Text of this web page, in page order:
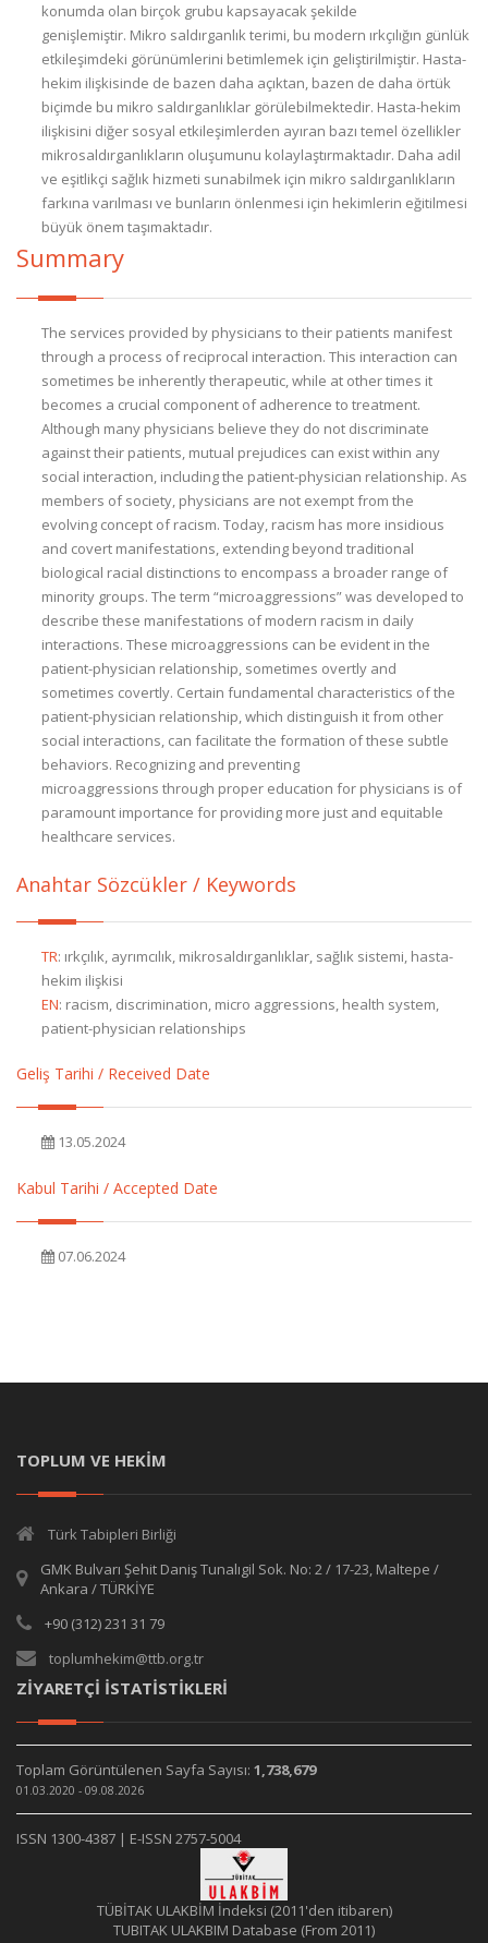
konumda olan birçok grubu kapsayacak şekilde
genişlemiştir. Mikro saldırganlık terimi, bu modern ırkçılığın günlük
etkileşimdeki görünümlerini betimlemek için geliştirilmiştir. Hasta-
hekim ilişkisinde de bazen daha açıktan, bazen de daha örtük
biçimde bu mikro saldırganlıklar görülebilmektedir. Hasta-hekim
ilişkisini diğer sosyal etkileşimlerden ayıran bazı temel özellikler
mikrosaldırganlıkların oluşumunu kolaylaştırmaktadır. Daha adil
ve eşitlikçi sağlık hizmeti sunabilmek için mikro saldırganlıkların
farkına varılması ve bunların önlenmesi için hekimlerin eğitilmesi
büyük önem taşımaktadır.
Summary
The services provided by physicians to their patients manifest
through a process of reciprocal interaction. This interaction can
sometimes be inherently therapeutic, while at other times it
becomes a crucial component of adherence to treatment.
Although many physicians believe they do not discriminate
against their patients, mutual prejudices can exist within any
social interaction, including the patient-physician relationship. As
members of society, physicians are not exempt from the
evolving concept of racism. Today, racism has more insidious
and covert manifestations, extending beyond traditional
biological racial distinctions to encompass a broader range of
minority groups. The term “microaggressions” was developed to
describe these manifestations of modern racism in daily
interactions. These microaggressions can be evident in the
patient-physician relationship, sometimes overtly and
sometimes covertly. Certain fundamental characteristics of the
patient-physician relationship, which distinguish it from other
social interactions, can facilitate the formation of these subtle
behaviors. Recognizing and preventing
microaggressions through proper education for physicians is of
paramount importance for providing more just and equitable
healthcare services.
Anahtar Sözcükler / Keywords
TR: ırkçılık, ayrımcılık, mikrosaldırganlıklar, sağlık sistemi, hasta-
hekim ilişkisi
EN: racism, discrimination, micro aggressions, health system,
patient-physician relationships
Geliş Tarihi / Received Date
13.05.2024
Kabul Tarihi / Accepted Date
07.06.2024
TOPLUM VE HEKİM
Türk Tabipleri Birliği
GMK Bulvarı Şehit Daniş Tunalıgil Sok. No: 2 / 17-23, Maltepe /
Ankara / TÜRKİYE
+90 (312) 231 31 79
toplumhekim@ttb.org.tr
ZİYARETÇİ İSTATİSTİKLERİ
Toplam Görüntülenen Sayfa Sayısı: 1,738,679
01.03.2020 - 09.08.2026
ISSN 1300-4387 | E-ISSN 2757-5004
TÜBİTAK ULAKBİM İndeksi (2011'den itibaren)
TUBITAK ULAKBIM Database (From 2011)